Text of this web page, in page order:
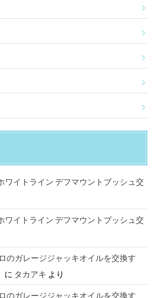
ワイトライン デフマウントブッシュ交
ワイトライン デフマウントブッシュ交
のガレージジャッキオイルを交換す
に タカアキ より
のガレージジャッキオイルを交換す